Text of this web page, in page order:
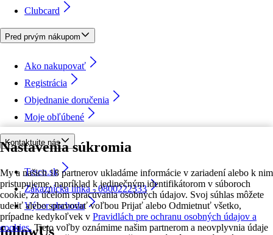
Nastavenia súkromia
My a našich 18 partnerov ukladáme informácie v zariadení alebo k nim
pristupujeme, napríklad k jedinečným identifikátorom v súboroch
cookie, za účelom spracúvania osobných údajov. Svoj súhlas môžete
udeliť alebo spravovať voľbou Prijať alebo Odmietnuť všetko,
prípadne kedykoľvek v Pravidlách pre ochranu osobných údajov a
cookies. Tieto voľby oznámime našim partnerom a neovplyvnia údaje
Clubcard
Pred prvým nákupom
Ako nakupovať
Registrácia
Objednanie doručenia
Moje obľúbené
Kontaktujte nás
Tesco.sk
Zákaznícka linka - 0800222333
Výber obchodu
followUs